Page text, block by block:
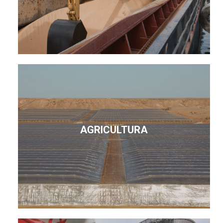
AGRICULTURA